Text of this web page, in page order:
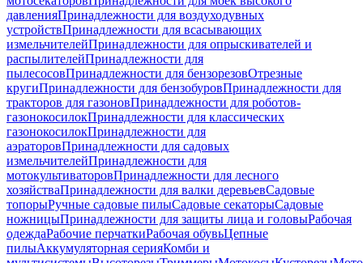
давленияПринадлежности для воздуходувных
устройствПринадлежности для всасывающих
измельчителейПринадлежности для опрыскивателей и
распылителейПринадлежности для
пылесосовПринадлежности для бензорезовОтрезные
кругиПринадлежности для бензобуровПринадлежности для
тракторов для газоновПринадлежности для роботов-
газонокосилокПринадлежности для классических
газонокосилокПринадлежности для
аэраторовПринадлежности для садовых
измельчителейПринадлежности для
мотокультиваторовПринадлежности для лесного
хозяйстваПринадлежности для валки деревьевСадовые
топорыРучные садовые пилыСадовые секаторыСадовые
ножницыПринадлежности для защиты лица и головыРабочая
одеждаРабочие перчаткиРабочая обувьЦепные
пилыАккумуляторная серияКомби и